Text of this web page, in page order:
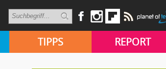
TIPPS REPORT